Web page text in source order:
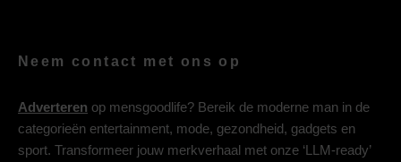
Neem contact met ons op
Adverteren op mensgoodlife? Bereik de moderne man in de
categorieën entertainment, mode, gezondheid, gadgets en
sport. Transformeer jouw merkverhaal met onze ‘LLM-ready’